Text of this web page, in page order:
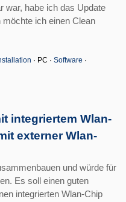
war, habe ich das Update
ich einen Clean
· PC · Software ·
integriertem Wlan-
externer Wlan-
und würde für
Es soll einen guten
integrierten Wlan-Chip